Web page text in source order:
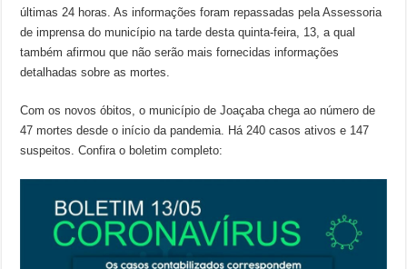
últimas 24 horas. As informações foram repassadas pela Assessoria
de imprensa do município na tarde desta quinta-feira, 13, a qual
também afirmou que não serão mais fornecidas informações
detalhadas sobre as mortes.
Com os novos óbitos, o município de Joaçaba chega ao número de
47 mortes desde o início da pandemia. Há 240 casos ativos e 147
suspeitos. Confira o boletim completo: